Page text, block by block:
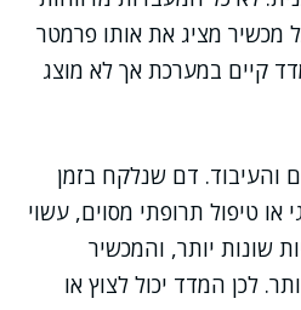
מכשיר מציג את אותו פרמטר
קיים במערכת אך לא מוצג
והעיבוד. דם שנלקח בזמן
או טיפול תרופתי מסוים, עשוי
שונות יותר, והמכשיר
לכן המדד יכול לצוץ או